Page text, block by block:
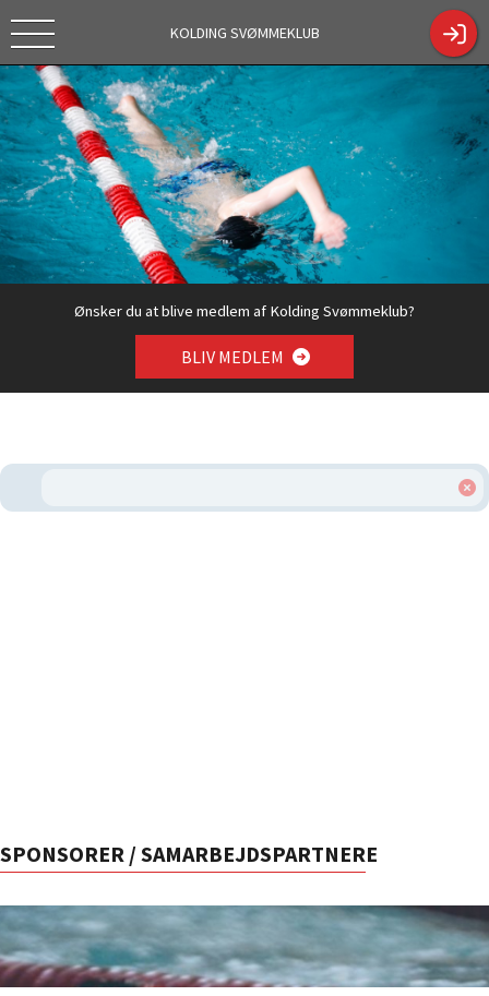
KOLDING SVØMMEKLUB
Tekstc
Tilmelding
sæson
2026/2027
https://kol
dingsk.dk/
ShowCont
entPage.a
spx?
ContentPa
geID=330
4
Ønsker du at blive medlem af Kolding Svømmeklub?
BLIV MEDLEM
SPONSORER / SAMARBEJDSPARTNERE